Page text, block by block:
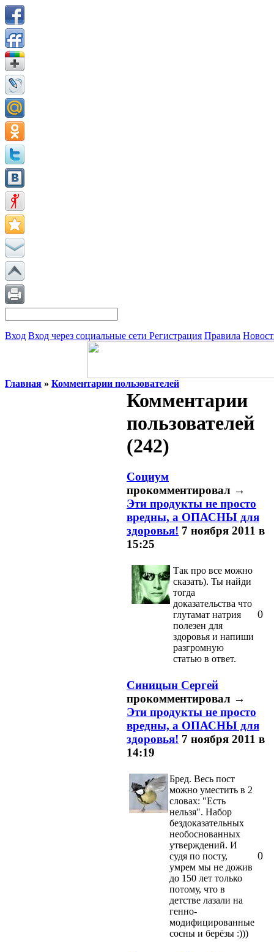
Вход Вход через социальные сети Регистрация Правила
Главная » Комментарии пользователей
Комментарии
пользователей
(242)
Социум
прокомментировал →
Эти продукты не просто
вредны, а ОПАСНЫ для
здоровья! 7 ноября 2011 в
15:25
Так про все можно
сказать). Ты найди
тогда
доказательства что
глутамат натрия
полезен для
здоровья и напиши
разгромную
статью в ответ.
0
Синицын Сергей
прокомментировал →
Эти продукты не просто
вредны, а ОПАСНЫ для
здоровья! 7 ноября 2011 в
14:19
Бред. Весь пост
можно уместить в 2
словах: "Есть
нельзя". Набор
бездоказательных
необоснованных
утверждений. И
судя по посту,
умрем мы не дожив
до 150 лет только
потому, что в
детстве лазали на
генно-
модифицированные
сосны и берёзы :)))
0